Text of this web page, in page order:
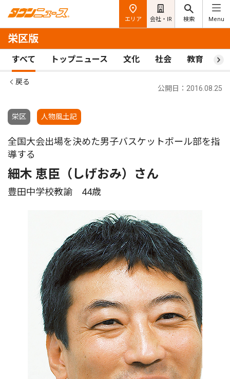
エリア 会社・IR 検索 Menu
栄区版
すべて トップニュース 文化 社会 教育 ス
戻る
栄区 人物風土記
公開日：2016.08.25
全国大会出場を決めた男子バスケットボール部を指
導する
細木 恵臣（しげおみ）さん
豊田中学校教諭 44歳